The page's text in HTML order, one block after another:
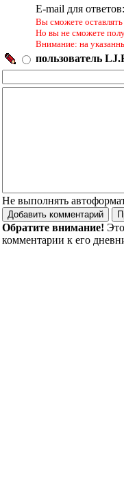
E-mail для
Вы сможете
Но вы не сможете
Внимание: на
пользователь
Не выполнять
Обратите внимание!
комментарии к его